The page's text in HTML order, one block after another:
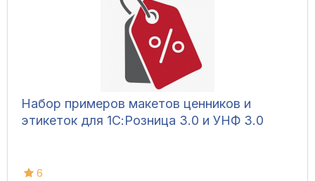
Набор примеров макетов ценников и
этикеток для 1С:Розница 3.0 и УНФ 3.0
6